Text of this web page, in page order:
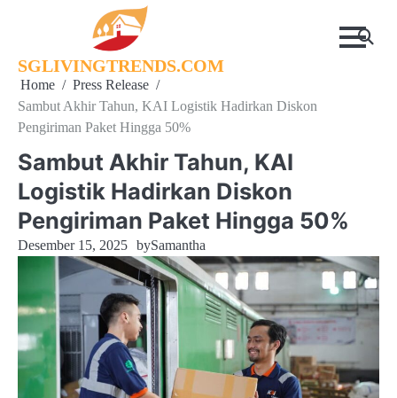
SGLIVINGTRENDS.COM
Home
Press Release
Sambut Akhir Tahun, KAI Logistik Hadirkan Diskon
Pengiriman Paket Hingga 50%
Sambut Akhir Tahun, KAI
Logistik Hadirkan Diskon
Pengiriman Paket Hingga 50%
Desember 15, 2025 bySamantha